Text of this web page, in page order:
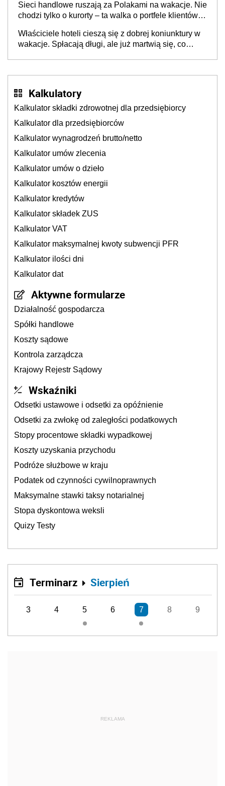
Sieci handlowe ruszają za Polakami na wakacje. Nie
chodzi tylko o kurorty – ta walka o portfele klientów
cichu
Właściciele hoteli cieszą się z dobrej koniunktury w
wakacje. Spłacają długi, ale już martwią się, co
Kalkulatory
Kalkulator składki zdrowotnej dla przedsiębiorcy
Kalkulator dla przedsiębiorców
Kalkulator wynagrodzeń brutto/netto
Kalkulator umów zlecenia
Kalkulator umów o dzieło
Kalkulator kosztów energii
Kalkulator kredytów
Kalkulator składek ZUS
Kalkulator VAT
Kalkulator maksymalnej kwoty subwencji PFR
Kalkulator ilości dni
Kalkulator dat
Aktywne formularze
Działalność gospodarcza
Spółki handlowe
Koszty sądowe
Kontrola zarządcza
Krajowy Rejestr Sądowy
Wskaźniki
Odsetki ustawowe i odsetki za opóźnienie
Odsetki za zwłokę od zaległości podatkowych
Stopy procentowe składki wypadkowej
Koszty uzyskania przychodu
Podróże służbowe w kraju
Podatek od czynności cywilnoprawnych
Maksymalne stawki taksy notarialnej
Stopa dyskontowa weksli
Quizy Testy
Terminarz Sierpień
3 4 5 6 7 8 9
REKLAMA